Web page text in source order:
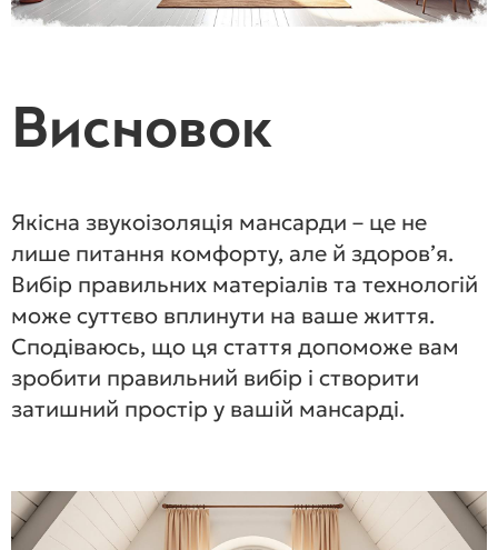
Висновок
Якісна звукоізоляція мансарди – це не
лише питання комфорту, але й здоров’я.
Вибір правильних матеріалів та технологій
може суттєво вплинути на ваше життя.
Сподіваюсь, що ця стаття допоможе вам
зробити правильний вибір і створити
затишний простір у вашій мансарді.